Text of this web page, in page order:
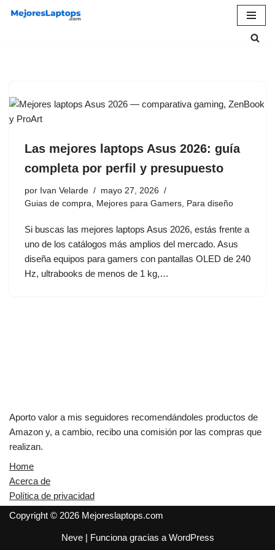
Las mejores laptops Asus 2026: guía
completa por perfil y presupuesto
por Ivan Velarde
mayo 27, 2026
Guias de compra, Mejores para Gamers, Para diseño
Si buscas las mejores laptops Asus 2026, estás frente a
uno de los catálogos más amplios del mercado. Asus
diseña equipos para gamers con pantallas OLED de 240
Hz, ultrabooks de menos de 1 kg,…
Aporto valor a mis seguidores recomendándoles productos de
Amazon y, a cambio, recibo una comisión por las compras que
realizan.
Home
Acerca de
Política de privacidad
Copyright © 2026 Mejoreslaptops.com
Neve| Funciona gracias a WordPress